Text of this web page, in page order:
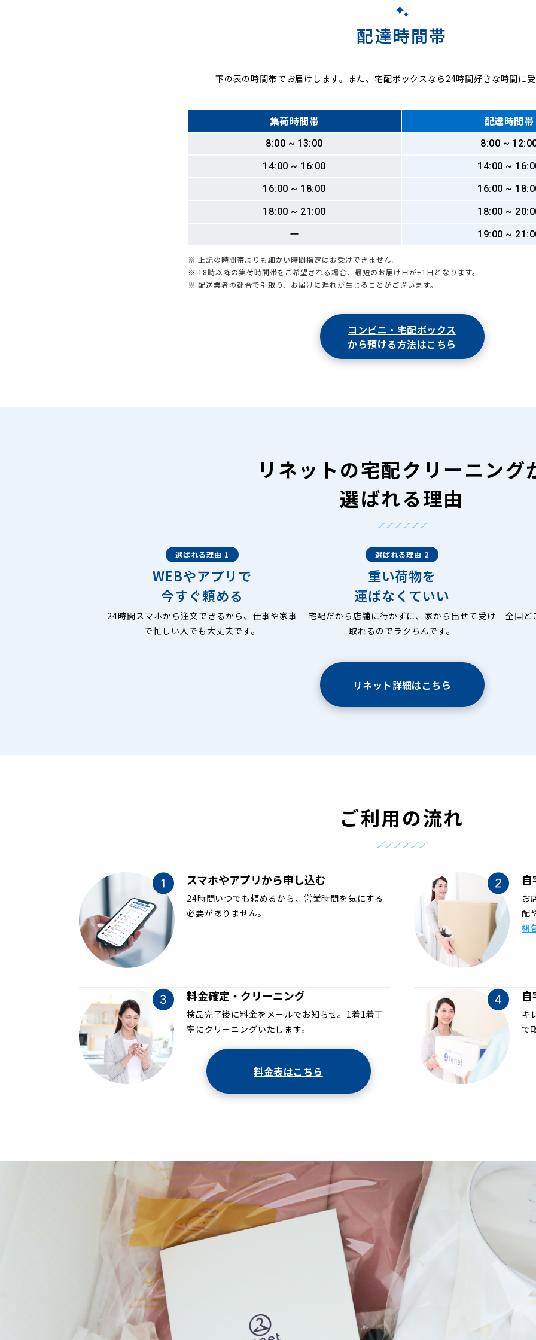
配達時間帯
下の表の時間帯でお届けします。また、宅配ボックスなら24時間好きな時間に
集荷時間帯 配達時間帯
8:00 ~ 13:00
8:00 ~
14:00 ~ 16:00
14:00 ~
16:00 ~ 18:00
16:00 ~
18:00 ~ 21:00
18:00 ~
ー
19:00 ~
※ 上記の時間帯よりも細かい時間指定はお受けできません。
※ 18時以降の集荷時間帯をご希望される場合、最短のお届け日が+1日となります。
※ 配送業者の都合で引取り、お届けに遅れが生じることがございます。
コンビニ・宅配ボックス
から預ける方法はこちら
リネットの宅配クリーニング
選ばれる理由
選ばれる理由 1
WEBやアプリで
今すぐ頼める
24時間スマホから注文できるから、仕事や家事
で忙しい人でも大丈夫です。
選ばれる理由 2
重い荷物を
運ばなくていい
宅配だから店舗に行かずに、家から出せて受け
取れるのでラクちんです。
全国ど
リネット詳細はこちら
ご利用の流れ
スマホやアプリから申し込む
24時間いつでも頼めるから、営業時間を気にする
必要がありません。
お
配
梱
料金確定・クリーニング
検品完了後に料金をメールでお知らせ。1着1着丁
寧にクリーニングいたします。
料金表はこちら
キ
で